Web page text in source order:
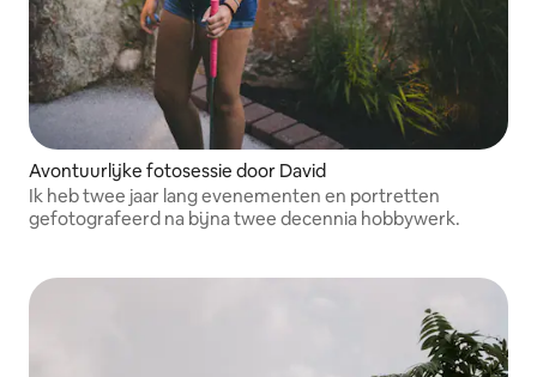
Avontuurlijke fotosessie door David
Ik heb twee jaar lang evenementen en portretten
gefotografeerd na bijna twee decennia hobbywerk.